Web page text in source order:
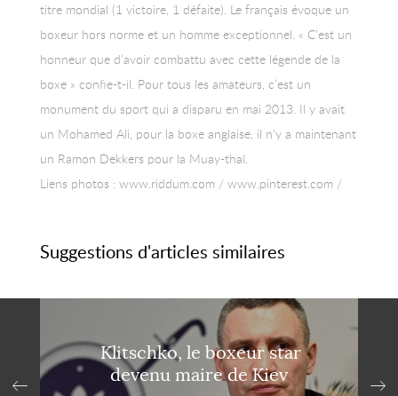
titre mondial (1 victoire, 1 défaite). Le français évoque un
boxeur hors norme et un homme exceptionnel. « C’est un
honneur que d’avoir combattu avec cette légende de la
boxe » confie-t-il. Pour tous les amateurs, c’est un
monument du sport qui a disparu en mai 2013. Il y avait
un Mohamed Ali, pour la boxe anglaise, il n’y a maintenant
un Ramon Dekkers pour la Muay-thaï.
Liens photos : www.riddum.com / www.pinterest.com /
Suggestions d'articles similaires
Klitschko, le boxeur star
devenu maire de Kiev